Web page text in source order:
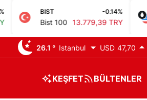
100 13.779,39 TRY
Petrol
Brent
26.1 ° Istanbul USD 47,70
KEŞFET BÜLTENLER